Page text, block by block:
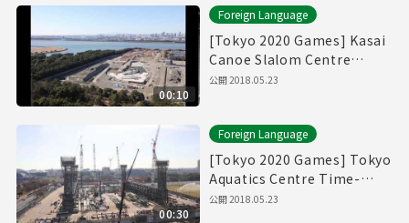
00:10
Foreign Language
[Tokyo 2020 Games] Kasai
Canoe Slalom Centre
Time-Lapse Movie
公開2018.05.23
00:30
Foreign Language
[Tokyo 2020 Games] Tokyo
Aquatics Centre Time-
Lapse Movie
公開2018.05.23